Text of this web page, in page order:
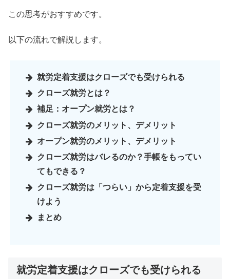
この思考がおすすめです。
以下の流れで解説します。
就労定着支援はクローズでも受けられる
クローズ就労とは？
補足：オープン就労とは？
クローズ就労のメリット、デメリット
オープン就労のメリット、デメリット
クローズ就労はバレるのか？手帳をもってい
てもできる？
クローズ就労は「つらい」から定着支援を受
けよう
まとめ
就労定着支援はクローズでも受けられる